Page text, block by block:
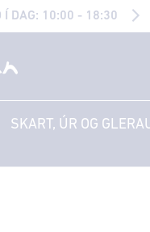
Í DAG: 10:00 - 18:30
SKART, ÚR OG